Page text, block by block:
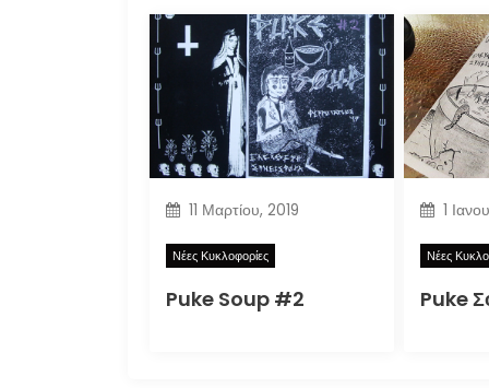
11 Μαρτίου, 2019
Νέες Κυκλοφορίες
Puke Soup #2
1
Νέες